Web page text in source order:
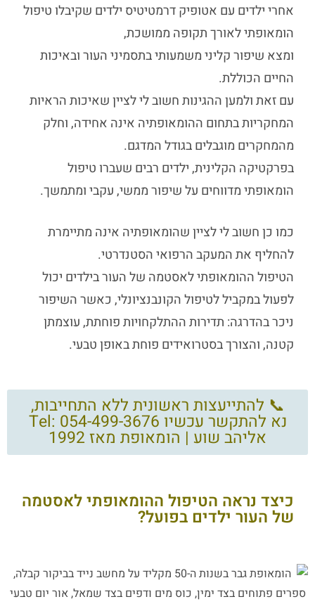
אחרי ילדים עם אטופיק דרמטיטיס ילדים שקיבלו טיפול
הומאופתי לאורך תקופה ממושכת,
ומצא שיפור קליני משמעותי בתסמיני העור ובאיכות
החיים הכוללת.
עם זאת ולמען ההגינות חשוב לי לציין שאיכות הראיות
המחקריות בתחום ההומאופתיה אינה אחידה, וחלק
מהמחקרים מוגבלים בגודל המדגם.
בפרקטיקה הקלינית, ילדים רבים שעברו טיפול
הומאופתי מדווחים על שיפור ממשי, עקבי ומתמשך.
כמו כן חשוב לי לציין שהומאופתיה אינה מתיימרת
להחליף את המעקב הרפואי הסטנדרטי.
הטיפול ההומאופתי לאסטמה של העור בילדים יכול
לפעול במקביל לטיפול הקונבנציונלי, כאשר השיפור
ניכר בהדרגה: תדירות ההתלקחויות פוחתת, עוצמתן
קטנה, והצורך בסטרואידים פוחת באופן טבעי.
📞 להתייעצות ראשונית ללא התחייבות,
נא להתקשר עכשיו Tel: 054-499-3676
אליהב שוע | הומאופת מאז 1992
כיצד נראה הטיפול ההומאופתי לאסטמה
של העור ילדים בפועל?